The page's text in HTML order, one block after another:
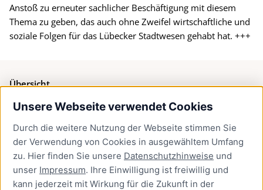
Unsere Webseite verwendet Cookies
Durch die weitere Nutzung der Webseite stimmen Sie
der Verwendung von Cookies in ausgewähltem Umfang
zu. Hier finden Sie unsere Datenschutzhinweise und
unser Impressum. Ihre Einwilligung ist freiwillig und
kann jederzeit mit Wirkung für die Zukunft in der
Anstoß zu erneuter sachlicher Beschäftigung mit diesem
Thema zu geben, das auch ohne Zweifel wirtschaftliche und
soziale Folgen für das Lübecker Stadtwesen gehabt hat. +++
Übersicht
Bürgerservice
Presse
Newsletter Lübeck:kompakt
Kontakt